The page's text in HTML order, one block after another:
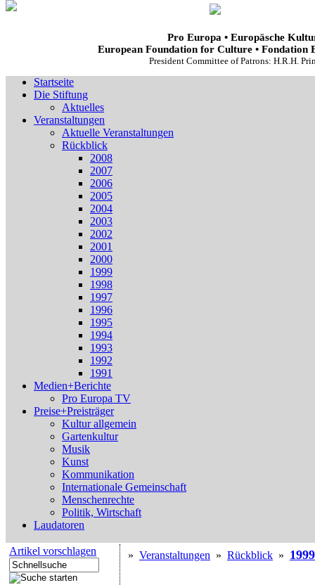
Pro Europa • Europäsche
European Foundation for Culture • Fondation
President Committee of Patrons: H.R.H.
Startseite
Die Stiftung
Aktuelles
Veranstaltungen
Aktuelle Veranstaltungen
Rückblick
2008
2007
2006
2005
2004
2003
2002
2001
2000
1999
1998
1997
1996
1995
1994
1993
1992
1991
Medien+Berichte
Pro Europa TV
Preise+Preisträger
Kultur allgemein
Gartenkultur
Musik
Kunst
Kommunikation
Internationale Gemeinschaft
Menschenrechte
Politik, Wirtschaft
Laudatoren
Artikel vorschlagen » Veranstaltungen » Rückblick » 1999